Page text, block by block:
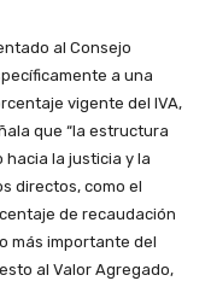
al Consejo
a una
vigente del IVA,
que “la estructura
la justicia y la
directos, como el
de recaudación
más importante del
al Valor Agregado,